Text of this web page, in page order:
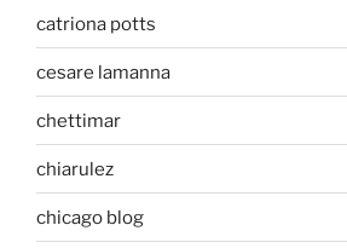
catriona potts
cesare lamanna
chettimar
chiarulez
chicago blog